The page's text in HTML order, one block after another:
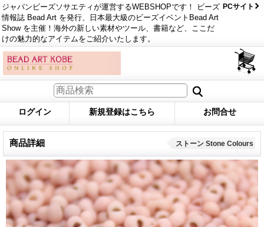
ジャパンビーズソサエティが運営するWEBSHOPです！ ビーズ
情報誌 Bead Art を発行、日本最大級のビーズイベントBead Art
Show を主催！海外の新しい素材やツール、書籍など、ここだ
けの魅力的なアイテムをご紹介いたします。
PCサイト
ログイン 新規登録はこちら お問合せ
商品詳細 ストーン Stone Colours